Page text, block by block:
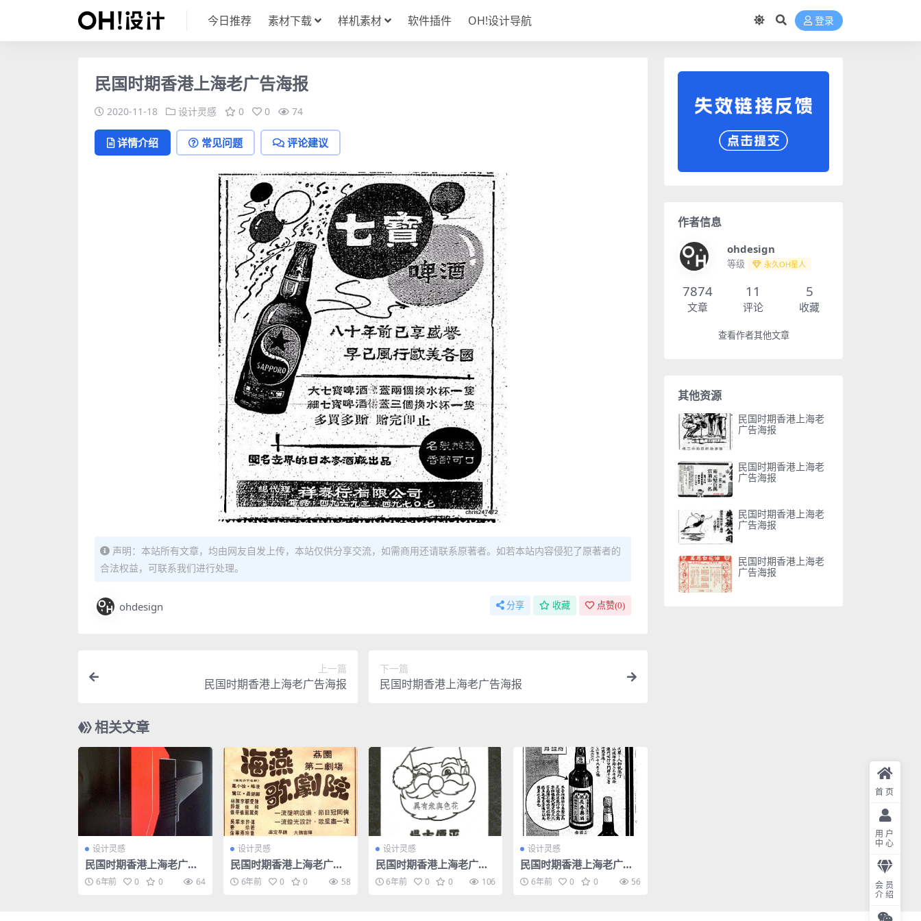
今日推荐 素材下载 样机素材 软件插件 OH!设计导航 登录
民国时期香港上海老广告海报
2020-11-18 设计灵感 0 0 74
详情介绍 常见问题 评论建议
声明：本站所有文章，均由网友自发上传，本站仅供分享交流，如需商用还请联系原著者。如若本站内容侵犯了原著者的
合法权益，可联系我们进行处理。
ohdesign 分享 收藏 点赞(0)
上一篇
民国时期香港上海老广告海报
下一篇
民国时期香港上海老广告海报
相关文章
设计灵感
民国时期香港上海老广告
海报6年前 0 0 64
设计灵感
民国时期香港上海老广告
海报6年前 0 0 58
设计灵感
民国时期香港上海老广告
海报6年前 0 0 106
设计灵感
民国时期香港上海老广告
海报6年前 0 0 56
作者信息
ohdesign
等级 永久OH星人
7874
文章
11
评论
5
收藏
查看作者其他文章
其他资源
民国时期香港上海老
广告海报
民国时期香港上海老
广告海报
民国时期香港上海老
广告海报
民国时期香港上海老
广告海报
首页
用户
中心
会员
介绍